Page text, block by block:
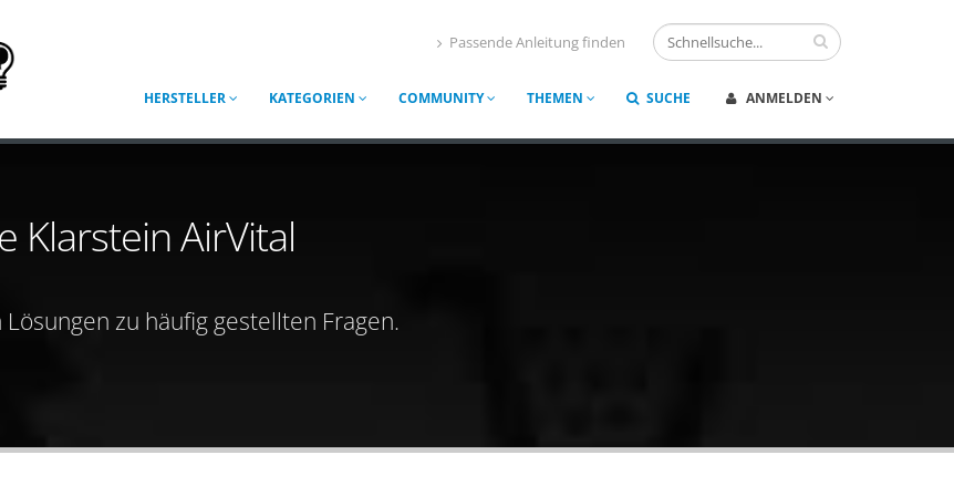
Passende Anleitung finden
HERSTELLER KATEGORIEN COMMUNITY THEMEN SUCHE ANMELDEN
Klarstein AirVital
zu häufig gestellten Fragen.